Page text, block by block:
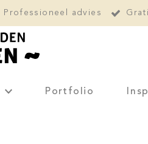
Professioneel advies
Portfolio